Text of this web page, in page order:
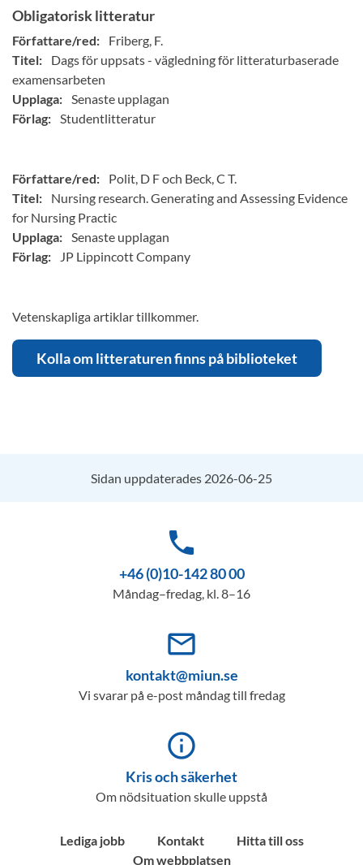
Obligatorisk litteratur
Författare/red:
Friberg, F.
Titel:
Dags för uppsats - vägledning för litteraturbaserade
examensarbeten
Upplaga: Senaste upplagan
Förlag: Studentlitteratur
Författare/red:
Polit, D F och Beck, C T.
Titel:
Nursing research. Generating and Assessing Evidence
for Nursing Practic
Upplaga: Senaste upplagan
Förlag:
JP Lippincott Company
Vetenskapliga artiklar tillkommer.
Kolla om litteraturen finns på biblioteket
Sidan uppdaterades 2026-06-25
phone
+46 (0)10-142 80 00
Måndag–fredag, kl. 8–16
mail_outline
kontakt@miun.se
Vi svarar på e-post måndag till fredag
info_outline
Kris och säkerhet
Om nödsituation skulle uppstå
Lediga jobb Kontakt
Hitta till oss
Om webbplatsen